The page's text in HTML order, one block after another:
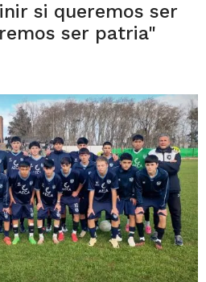
si queremos ser
ser patria"